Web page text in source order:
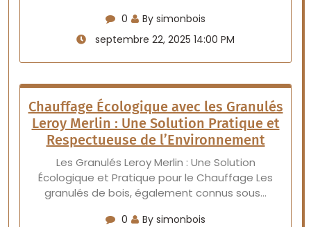
0
By simonbois
septembre 22, 2025 14:00 PM
Chauffage Écologique avec les Granulés
Leroy Merlin : Une Solution Pratique et
Respectueuse de l’Environnement
Les Granulés Leroy Merlin : Une Solution
Écologique et Pratique pour le Chauffage Les
granulés de bois, également connus sous…
0
By simonbois